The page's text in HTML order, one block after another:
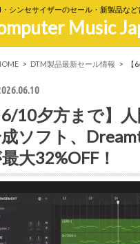
・シンセサイザーのセール・新製品など
Music
DTM製品最新セール情報 【
6/10夕方まで】
ソフト、
大32%OFF！